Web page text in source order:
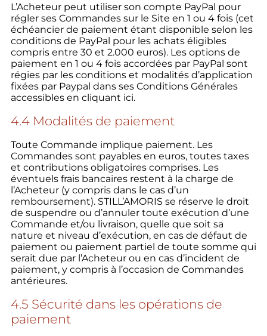
L’Acheteur peut utiliser son compte PayPal pour
régler ses Commandes sur le Site en 1 ou 4 fois (cet
échéancier de paiement étant disponible selon les
conditions de PayPal pour les achats éligibles
compris entre 30 et 2.000 euros). Les options de
paiement en 1 ou 4 fois accordées par PayPal sont
régies par les conditions et modalités d’application
fixées par Paypal dans ses Conditions Générales
accessibles en cliquant ici.
4.4 Modalités de paiement
Toute Commande implique paiement. Les
Commandes sont payables en euros, toutes taxes
et contributions obligatoires comprises. Les
éventuels frais bancaires restent à la charge de
l’Acheteur (y compris dans le cas d’un
remboursement). STILL’AMORIS se réserve le droit
de suspendre ou d’annuler toute exécution d’une
Commande et/ou livraison, quelle que soit sa
nature et niveau d’exécution, en cas de défaut de
paiement ou paiement partiel de toute somme qui
serait due par l’Acheteur ou en cas d’incident de
paiement, y compris à l’occasion de Commandes
antérieures.
4.5 Sécurité dans les opérations de
paiement